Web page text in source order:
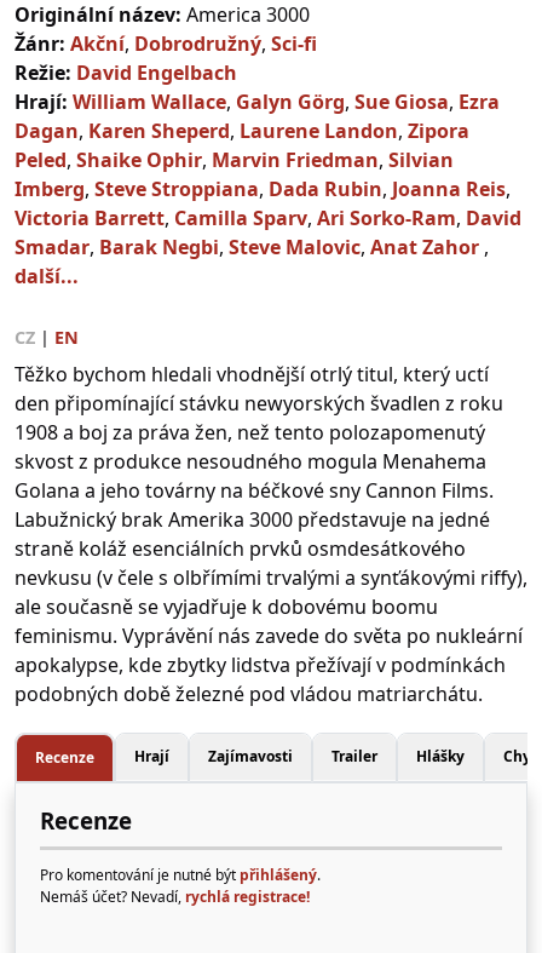
Originální název: America 3000
Žánr: Akční, Dobrodružný, Sci-fi
Režie: David Engelbach
Hrají: William Wallace, Galyn Görg, Sue Giosa, Ezra
Dagan, Karen Sheperd, Laurene Landon, Zipora
Peled, Shaike Ophir, Marvin Friedman, Silvian
Imberg, Steve Stroppiana, Dada Rubin, Joanna Reis,
Victoria Barrett, Camilla Sparv, Ari Sorko-Ram, David
Smadar, Barak Negbi, Steve Malovic, Anat Zahor ,
další...
CZ | EN
Těžko bychom hledali vhodnější otrlý titul, který uctí
den připomínající stávku newyorských švadlen z roku
1908 a boj za práva žen, než tento polozapomenutý
skvost z produkce nesoudného mogula Menahema
Golana a jeho továrny na béčkové sny Cannon Films.
Labužnický brak Amerika 3000 představuje na jedné
straně koláž esenciálních prvků osmdesátkového
nevkusu (v čele s olbřímími trvalými a synťákovými riffy),
ale současně se vyjadřuje k dobovému boomu
feminismu. Vyprávění nás zavede do světa po nukleární
apokalypse, kde zbytky lidstva přežívají v podmínkách
podobných době železné pod vládou matriarchátu.
Recenze Hrají Zajímavosti Trailer Hlášky
Recenze
Pro komentování je nutné být přihlášený.
Nemáš účet? Nevadí, rychlá registrace!